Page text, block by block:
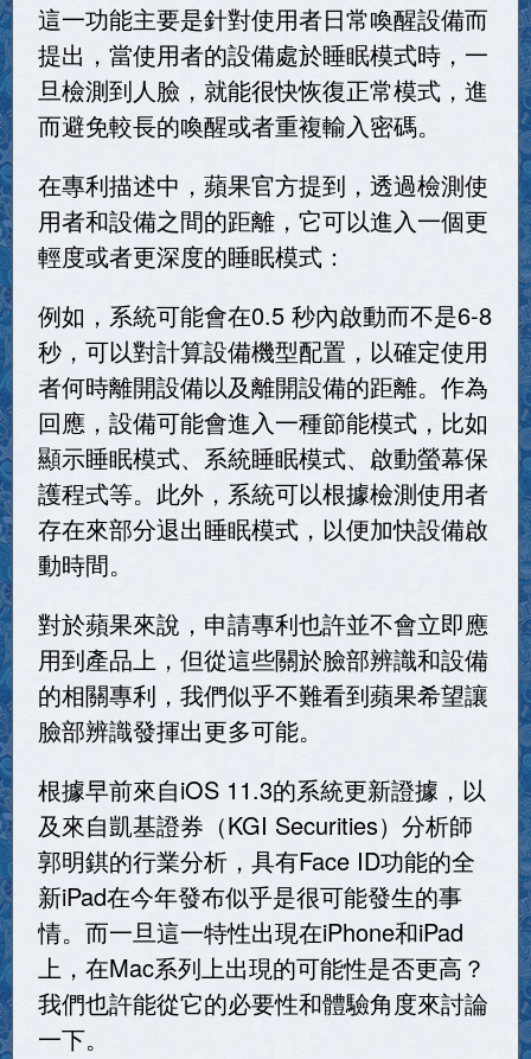
這一功能主要是針對使用者日常喚醒設備而
提出，當使用者的設備處於睡眠模式時，一
旦檢測到人臉，就能很快恢復正常模式，進
而避免較長的喚醒或者重複輸入密碼。
在專利描述中，蘋果官方提到，透過檢測使
用者和設備之間的距離，它可以進入一個更
輕度或者更深度的睡眠模式：
例如，系統可能會在0.5 秒內啟動而不是6-8
秒，可以對計算設備機型配置，以確定使用
者何時離開設備以及離開設備的距離。作為
回應，設備可能會進入一種節能模式，比如
顯示睡眠模式、系統睡眠模式、啟動螢幕保
護程式等。此外，系統可以根據檢測使用者
存在來部分退出睡眠模式，以便加快設備啟
動時間。
對於蘋果來說，申請專利也許並不會立即應
用到產品上，但從這些關於臉部辨識和設備
的相關專利，我們似乎不難看到蘋果希望讓
臉部辨識發揮出更多可能。
根據早前來自iOS 11.3的系統更新證據，以
及來自凱基證券（KGI Securities）分析師
郭明錤的行業分析，具有Face ID功能的全
新iPad在今年發布似乎是很可能發生的事
情。而一旦這一特性出現在iPhone和iPad
上，在Mac系列上出現的可能性是否更高？
我們也許能從它的必要性和體驗角度來討論
一下。